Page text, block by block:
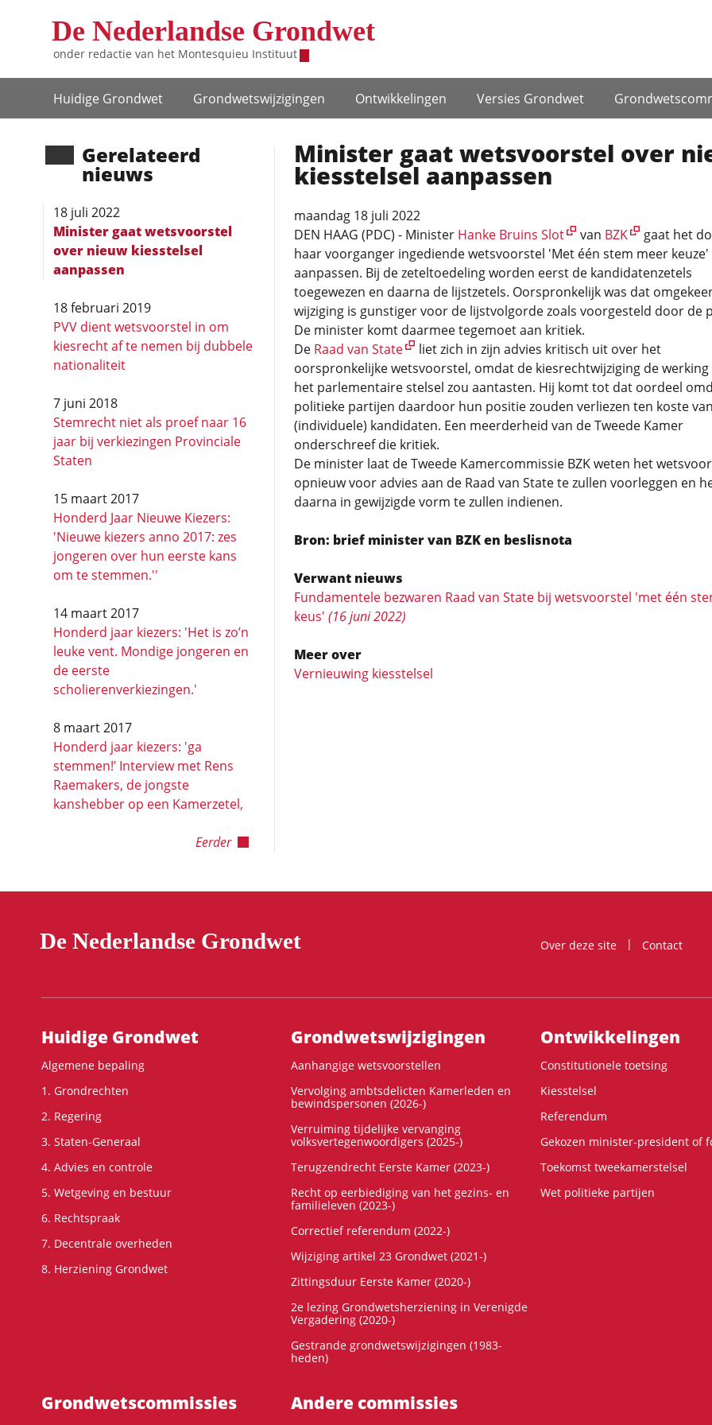
De Nederlandse Grondwet
onder redactie van het Montesquieu Instituut
Hoofdnavigatie
Huidige Grondwet Grondwets­wijzigingen Ontwikke­lingen Versies Grondwet
Gerela­teerd
nieuws
18 juli 2022
Minister gaat wetsvoorstel
over nieuw kiesstelsel
aanpassen
18 februari 2019
PVV dient wetsvoorstel in om
kiesrecht af te nemen bij dubbele
nationaliteit
7 juni 2018
Stemrecht niet als proef naar 16
jaar bij verkiezingen Provinciale
Staten
15 maart 2017
Honderd Jaar Nieuwe Kiezers:
'Nieuwe kiezers anno 2017: zes
jongeren over hun eerste kans
om te stemmen.''
14 maart 2017
Honderd jaar kiezers: 'Het is zo’n
leuke vent. Mondige jongeren en
de eerste
scholierenverkiezingen.'
8 maart 2017
Honderd jaar kiezers: 'ga
stemmen!’ Interview met Rens
Raemakers, de jongste
kanshebber op een Kamerzetel,
Eerder
Minister gaat wetsvoorstel over
kiesstelsel aanpassen
maandag 18 juli 2022
DEN HAAG (PDC) - Minister Hanke Bruins Slot van BZK
gaat het
haar voorganger ingediende wetsvoorstel 'Met één stem meer keuze'
aanpassen. Bij de zeteltoedeling worden eerst de kandidatenzetels
toegewezen en daarna de lijstzetels. Oorspronkelijk was dat
wijziging is gunstiger voor de lijstvolgorde zoals voorgesteld door de
De minister komt daarmee tegemoet aan kritiek.
De Raad van State
liet zich in zijn advies kritisch uit over het
oorspronkelijke wetsvoorstel, omdat de kiesrechtwijziging de werking
het parlementaire stelsel zou aantasten. Hij komt tot dat oordeel
politieke partijen daardoor hun positie zouden verliezen ten koste van
(individuele) kandidaten. Een meerderheid van de Tweede Kamer
onderschreef die kritiek.
De minister laat de Tweede Kamercommissie BZK weten het
opnieuw voor advies aan de Raad van State te zullen voorleggen en
daarna in gewijzigde vorm te zullen indienen.
Bron: brief minister van BZK en beslisnota
Verwant nieuws
Fundamentele bezwaren Raad van State bij wetsvoorstel 'met één
keus' (16 juni 2022)
Meer over
Vernieuwing kiesstelsel
De Nederlandse Grondwet Over deze site
Contact
Hoofdnavigatie
Huidige Grondwet
Algemene bepaling
1. Grondrechten
2. Regering
3. Staten-Generaal
4. Advies en controle
5. Wetgeving en bestuur
6. Rechtspraak
7. Decentrale overheden
8. Herziening Grondwet
Grondwets­wijzigingen
Aanhangige wetsvoorstellen
Vervolging ambtsdelicten Kamerleden en
bewindspersonen (2026-)
Verruiming tijdelijke vervanging
volksvertegenwoordigers (2025-)
Terugzendrecht Eerste Kamer (2023-)
Recht op eerbiediging van het gezins- en
familieleven (2023-)
Correctief referendum (2022-)
Wijziging artikel 23 Grondwet (2021-)
Zittingsduur Eerste Kamer (2020-)
2e lezing Grondwetsherziening in Verenigde
Vergadering (2020-)
Gestrande grondwetswijzigingen (1983-
heden)
Ontwikke­lingen
Constitutionele toetsing
Kiesstelsel
Referendum
Gekozen minister-president of
Toekomst tweekamerstelsel
Wet politieke partijen
Grondwets­commissies Andere commissies